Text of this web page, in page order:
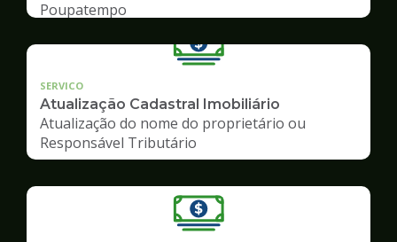
Poupatempo
SERVICO
Atualização Cadastral Imobiliário
Atualização do nome do proprietário ou
Responsável Tributário